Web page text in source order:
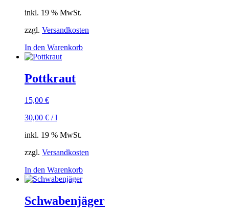
inkl. 19 % MwSt.
zzgl. Versandkosten
In den Warenkorb
Pottkraut
15,00 €
30,00 € /l
inkl. 19 % MwSt.
zzgl. Versandkosten
In den Warenkorb
Schwabenjäger